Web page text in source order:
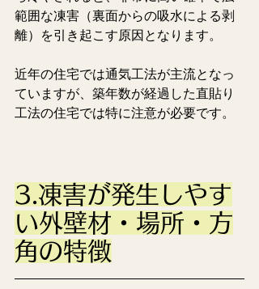
範囲な凍害（裏面からの吸水による剥
離）を引き起こす原因となります。
近年の住宅では通気工法が主流となっ
ていますが、築年数が経過した直貼り
工法の住宅では特に注意が必要です。
3.凍害が発生しやす
い外壁材・場所・方
角の特徴